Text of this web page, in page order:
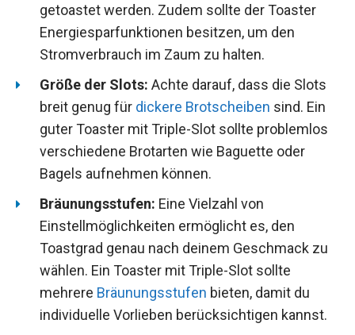
getoastet werden. Zudem sollte der Toaster
Energiesparfunktionen besitzen, um den
Stromverbrauch im Zaum zu halten.
Größe der Slots: Achte darauf, dass die Slots
breit genug für dickere Brotscheiben sind. Ein
guter Toaster mit Triple-Slot sollte problemlos
verschiedene Brotarten wie Baguette oder
Bagels aufnehmen können.
Bräunungsstufen: Eine Vielzahl von
Einstellmöglichkeiten ermöglicht es, den
Toastgrad genau nach deinem Geschmack zu
wählen. Ein Toaster mit Triple-Slot sollte
mehrere Bräunungsstufen bieten, damit du
individuelle Vorlieben berücksichtigen kannst.